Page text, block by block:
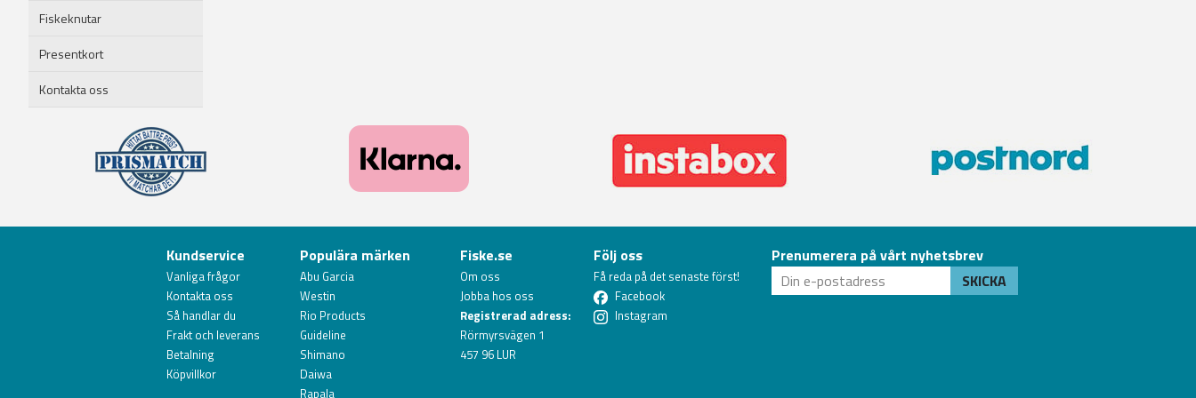
Fiskeknutar
Presentkort
Kontakta oss
Kundservice
Vanliga frågor
Kontakta oss
Så handlar du
Frakt och leverans
Betalning
Köpvillkor
Populära märken
Abu Garcia
Westin
Rio Products
Guideline
Shimano
Daiwa
Rapala
Fiske.se
Om oss
Jobba hos oss
Registrerad adress:
Rörmyrsvägen 1
457 96 LUR
Följ oss
Få reda på det senaste först!
Facebook
Instagram
Prenumerera på vårt nyhetsbrev
SKICKA